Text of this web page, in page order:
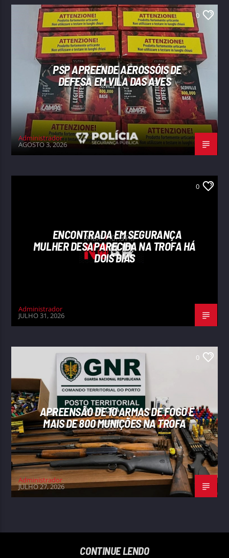
0
PSP APREENDE AEROSSÓIS DE
DEFESA EM VILA DAS AVES
Administrador
AGOSTO 3, 2026
0
ENCONTRADA EM SEGURANÇA
MULHER DESAPARECIDA NA TROFA HÁ
DOIS DIAS
Administrador
JULHO 31, 2026
0
APREENSÃO DE 10 ARMAS DE FOGO E
MAIS DE 800 MUNIÇÕES NA TROFA
Administrador
JULHO 27, 2026
CONTINUE LENDO